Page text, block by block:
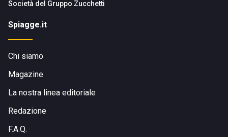
Società del Gruppo Zucchetti
Spiagge.it
Chi siamo
Magazine
La nostra linea editoriale
Redazione
F.A.Q.